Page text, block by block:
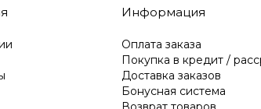
Информация
Оплата заказа
Покупка в кредит /
Доставка заказов
Бонусная система